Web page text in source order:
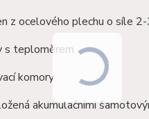
z ocelového plechu o síle
s teploměrem
komory
akumulačními